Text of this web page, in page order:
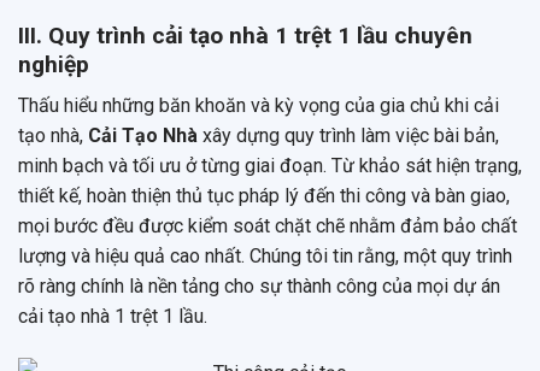
III. Quy trình cải tạo nhà 1 trệt 1 lầu chuyên
nghiệp
Thấu hiểu những băn khoăn và kỳ vọng của gia chủ khi cải
tạo nhà, Cải Tạo Nhà xây dựng quy trình làm việc bài bản,
minh bạch và tối ưu ở từng giai đoạn. Từ khảo sát hiện trạng,
thiết kế, hoàn thiện thủ tục pháp lý đến thi công và bàn giao,
mọi bước đều được kiểm soát chặt chẽ nhằm đảm bảo chất
lượng và hiệu quả cao nhất. Chúng tôi tin rằng, một quy trình
rõ ràng chính là nền tảng cho sự thành công của mọi dự án
cải tạo nhà 1 trệt 1 lầu.